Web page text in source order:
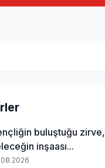
buluştuğu zirve,
inşaası...